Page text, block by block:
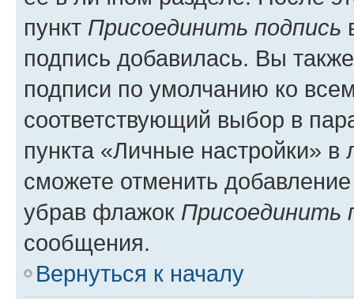
пункт Присоединить подпись
подпись добавилась. Вы
подписи по умолчанию ко
соответствующий выбор в
пункта «Личные настройки»
сможете отменить
убрав флажок Присоединить
сообщения.
Вернуться к началу